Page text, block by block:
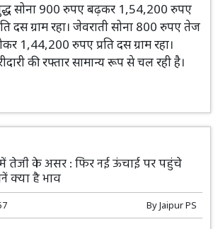
सोना 900 रुपए बढ़कर 1,54,200 रुपए
दस ग्राम रहा। जेवराती सोना 800 रुपए तेज
1,44,200 रुपए प्रति दस ग्राम रहा।
की रफ्तार सामान्य रूप से चल रही है।
तेजी के असर : फिर नई ऊंचाई पर पहुंचे
क्या है भाव
ByJaipur PS